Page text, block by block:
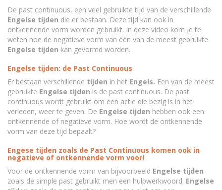
De past continuous, een veel gebruikte tijd van de verschillende
Engelse tijden die er bestaan. Deze tijd kan ook in
ontkennende vorm worden gebruikt. In deze video kom je te
weten hoe de negatieve vorm van één van de meest gebruikte
Engelse tijden kan gevormd worden.
Engelse tijden: de Past Continuous
Er bestaan verschillende tijden in het Engels. Een van de meest
gebruikte Engelse tijden is de past continuous. De past
continuous wordt gebruikt om een actie die bezig is in het
verleden, weer te geven. De Engelse tijden hebben ook een
ontkennende of negatieve vorm. Hoe wordt de ontkennende
vorm van deze tijd bepaalt?
Engese tijden zoals de Past Continuous komen ook in
negatieve of ontkennende vorm voor!
Voor de ontkennende vorm van bijvoorbeeld Engelse tijden
zoals de simple past gebruikt men een hulpwerkwoord. Engelse